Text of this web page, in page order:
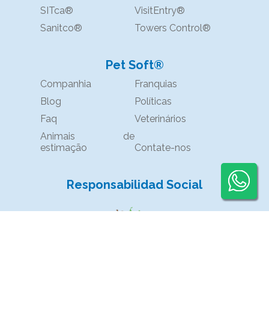
SITca®
VisitEntry®
Sanitco®
Towers Control®
Pet Soft®
Companhia
Franquias
Blog
Políticas
Faq
Veterinários
Animais de
estimação
Contate-nos
Responsabilidad Social